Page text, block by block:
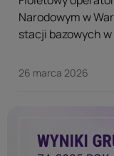
Narodowym w
stacji bazowych
rozmów i
26 marca 2026